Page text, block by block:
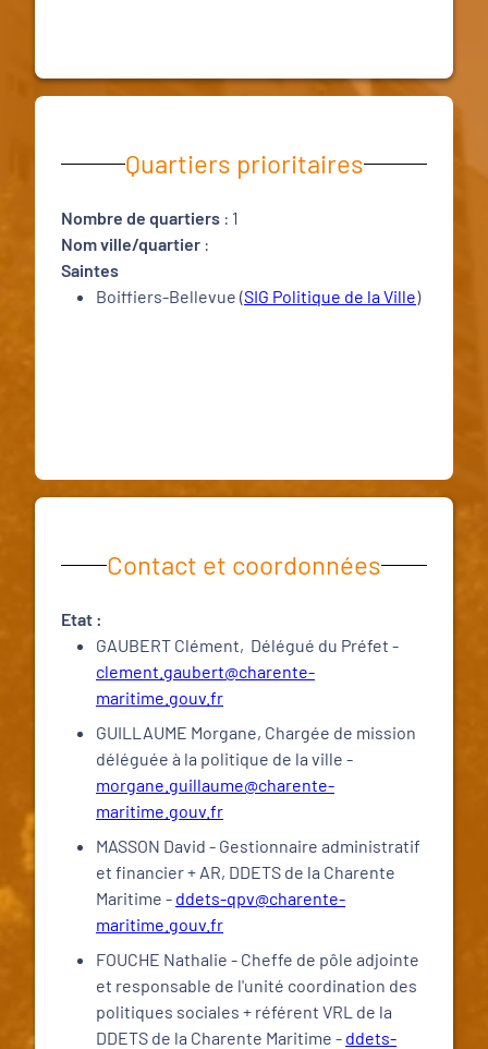
Quartiers prioritaires
Nombre de quartiers : 1
Nom ville/quartier :
Saintes
Boiffiers-Bellevue (SIG Politique de la Ville)
Contact et coordonnées
Etat :
GAUBERT Clément, Délégué du Préfet -
clement.gaubert@charente-
maritime.gouv.fr
GUILLAUME Morgane, Chargée de mission
déléguée à la politique de la ville -
morgane.guillaume@charente-
maritime.gouv.fr
MASSON David - Gestionnaire administratif
et financier + AR, DDETS de la Charente
Maritime - ddets-qpv@charente-
maritime.gouv.fr
FOUCHE Nathalie - Cheffe de pôle adjointe
et responsable de l'unité coordination des
politiques sociales + référent VRL de la
DDETS de la Charente Maritime - ddets-